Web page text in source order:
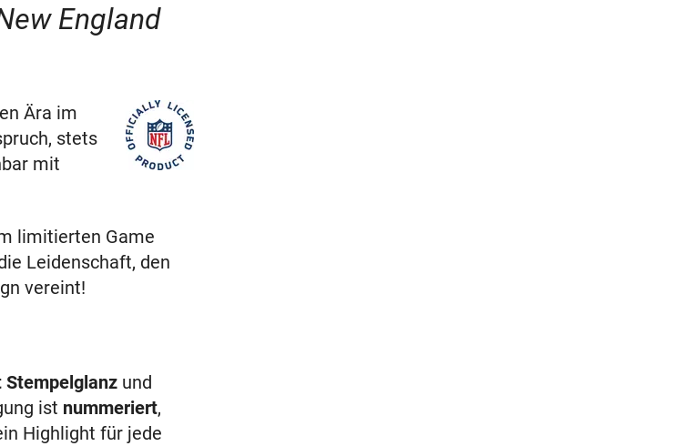
England
Ära im
stets
mit
limitierten Game
Leidenschaft, den
vereint!
Stempelglanz und
ist nummeriert,
Highlight für jede